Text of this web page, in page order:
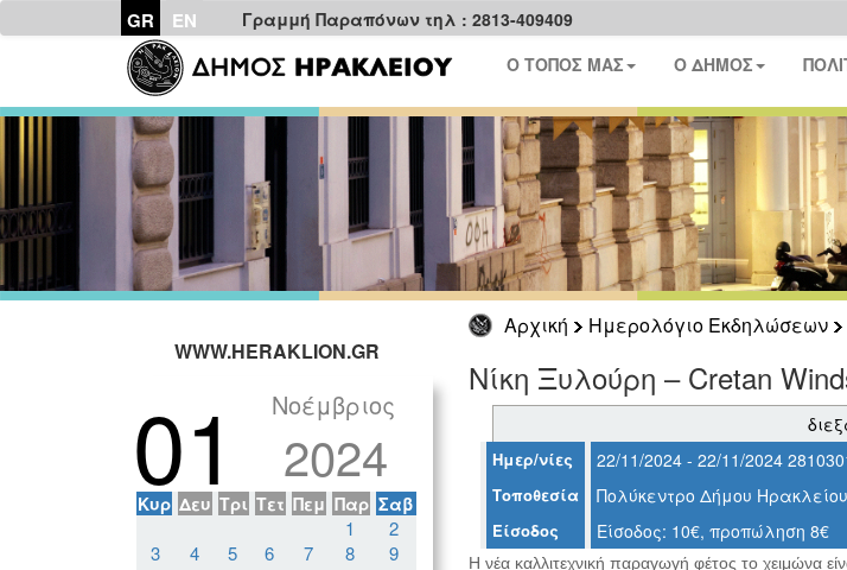
GR EN Γραμμή Παραπόνων τηλ : 2813-409409
Ο ΤΟΠΟΣ ΜΑΣ Ο ΔΗΜΟΣ
Αρχική Ημερολόγιο Εκδηλώσεων
WWW.HERAKLION.GR
01 Νοέμβριος
2024
Κυρ Δευ Τρι Τετ Πεμ Παρ Σαβ
1
2
3
4 5 6 7 8
9
Νίκη Ξυλούρη – Cretan
Ημερ/νίες 22/11/2024 - 22/11/2024
Τοποθεσία Πολύκεντρο Δήμου
Είσοδος Είσοδος: 10€, προπώληση 8€
Η νέα καλλιτεχνική παραγωγή φέτος το χειμώνα